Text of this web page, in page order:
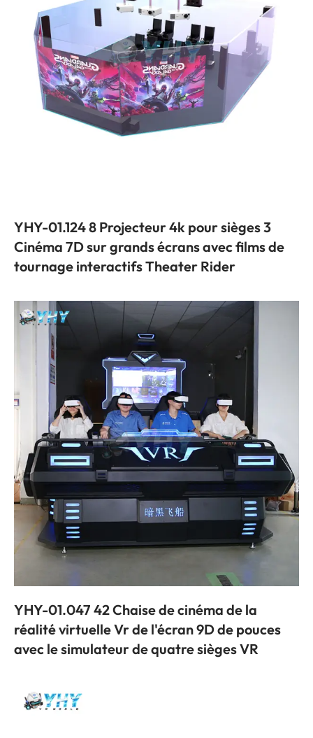
YHY-01.124 8 Projecteur 4k pour sièges 3
Cinéma 7D sur grands écrans avec films de
tournage interactifs Theater Rider
YHY-01.047 42 Chaise de cinéma de la
réalité virtuelle Vr de l'écran 9D de pouces
avec le simulateur de quatre sièges VR